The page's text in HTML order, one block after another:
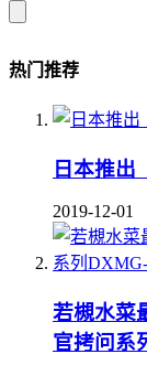
热门推荐
日本推出
2019-12-01
若槻水菜
官拷问系